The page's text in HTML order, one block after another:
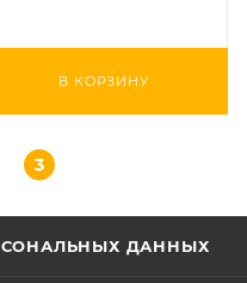
В КОРЗИНУ
3
ДАННЫХ